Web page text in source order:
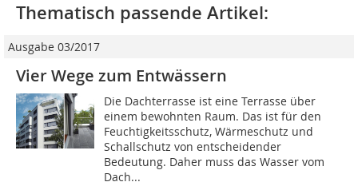
Thematisch passende Artikel:
Ausgabe 03/2017
Vier Wege zum Entwässern
Die Dachterrasse ist eine Terrasse über
einem bewohnten Raum. Das ist für den
Feuchtigkeitsschutz, Wärmeschutz und
Schallschutz von entscheidender
Bedeutung. Daher muss das Wasser vom
Dach...